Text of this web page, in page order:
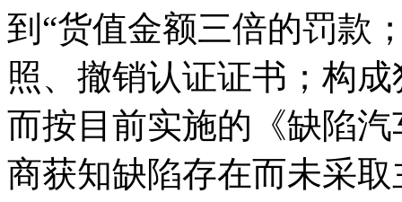
到“货值金额三倍的罚款
照、撤销认证证书；构
而按目前实施的《缺陷
商获知缺陷存在而未采